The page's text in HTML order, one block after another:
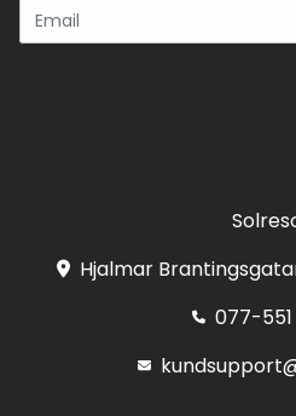
Hjalmar
077-